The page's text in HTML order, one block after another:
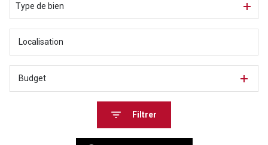
Type de bien
Budget
Filtrer